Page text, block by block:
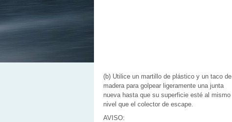
(b) Utilice un martillo de plástico y un taco de
madera para golpear ligeramente una junta
nueva hasta que su superficie esté al mismo
nivel que el colector de escape.
AVISO: